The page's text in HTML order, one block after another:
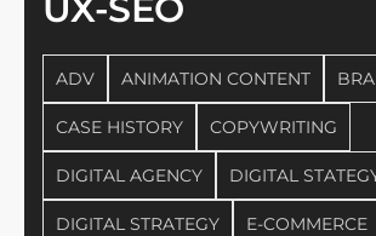
SETTORI
SITE AUDIT GRATUITO
UX-SEO
ADV ANIMATION CONTENT
CASE HISTORY COPYWRITING
DIGITAL AGENCY DIGITAL
DIGITAL STRATEGY E-COMMERCE